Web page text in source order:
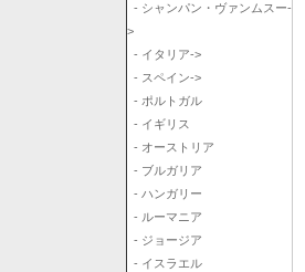
- シャンパン・ヴァンムスー-
>
- イタリア->
- スペイン->
- ポルトガル
- イギリス
- オーストリア
- ブルガリア
- ハンガリー
- ルーマニア
- ジョージア
- イスラエル